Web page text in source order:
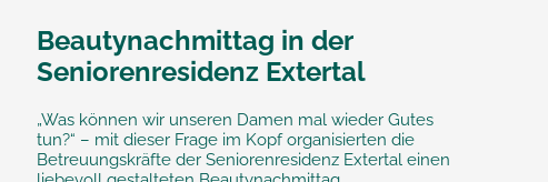
Beautynachmittag in der
Seniorenresidenz Extertal
„Was können wir unseren Damen mal wieder Gutes
tun?“ – mit dieser Frage im Kopf organisierten die
Betreuungskräfte der Seniorenresidenz Extertal einen